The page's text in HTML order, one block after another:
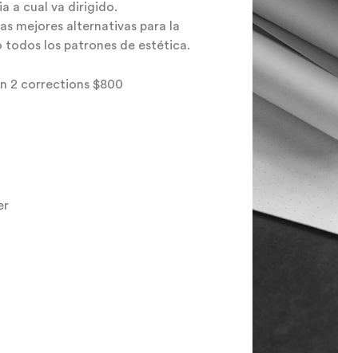
a cual va dirigido.
mejores alternativas para la
todos los patrones de estética.
2 corrections $800